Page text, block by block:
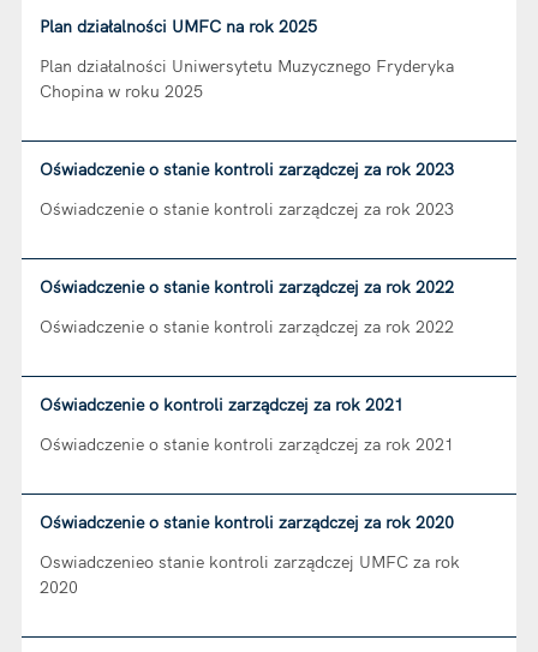
Plan działalności UMFC na rok 2025
Plan działalności Uniwersytetu Muzycznego Fryderyka
Chopina w roku 2025
Oświadczenie o stanie kontroli zarządczej za rok 2023
Oświadczenie o stanie kontroli zarządczej za rok 2023
Oświadczenie o stanie kontroli zarządczej za rok 2022
Oświadczenie o stanie kontroli zarządczej za rok 2022
Oświadczenie o kontroli zarządczej za rok 2021
Oświadczenie o stanie kontroli zarządczej za rok 2021
Oświadczenie o stanie kontroli zarządczej za rok 2020
Oswiadczenieo stanie kontroli zarządczej UMFC za rok
2020